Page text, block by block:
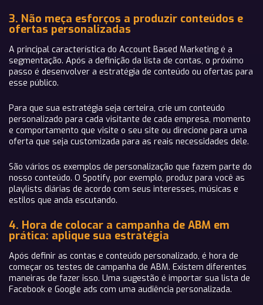
3. Não meça esforços a produzir conteúdos e
ofertas personalizadas
A principal característica do Account Based Marketing é a
segmentação. Após a definição da lista de contas, o próximo
passo é desenvolver a estratégia de conteúdo ou ofertas para
esse público.
Para que sua estratégia seja certeira, crie um conteúdo
personalizado para cada visitante de cada empresa, momento
e comportamento que visite o seu site ou direcione para uma
oferta que seja customizada para as reais necessidades dele.
São vários os exemplos de personalização que fazem parte do
nosso conteúdo. O Spotify, por exemplo, produz para você as
playlists diárias de acordo com seus interesses, músicas e
estilos que anda escutando.
4. Hora de colocar a campanha de ABM em
prática: aplique sua estratégia
Após definir as contas e conteúdo personalizado, é hora de
começar os testes de campanha de ABM. Existem diferentes
maneiras de fazer isso. Uma sugestão é importar sua lista de
Facebook e Google ads com uma audiência personalizada.